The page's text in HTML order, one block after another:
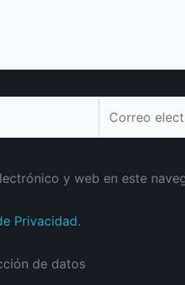
electrónico*
y web en este
Privacidad.
de datos